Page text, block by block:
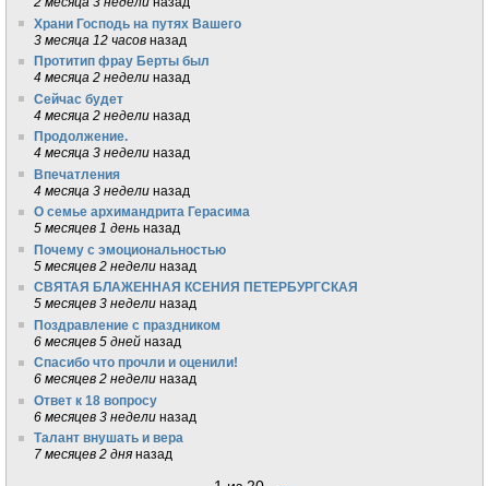
Храни Господь на путях Вашего
3 месяца 12 часов назад
Протитип фрау Берты был
4 месяца 2 недели назад
Сейчас будет
4 месяца 2 недели назад
Продолжение.
4 месяца 3 недели назад
Впечатления
4 месяца 3 недели назад
О семье архимандрита Герасима
5 месяцев 1 день назад
Почему с эмоциональностью
5 месяцев 2 недели назад
СВЯТАЯ БЛАЖЕННАЯ КСЕНИЯ ПЕТЕРБУРГСКАЯ
5 месяцев 3 недели назад
Поздравление с праздником
6 месяцев 5 дней назад
Спасибо что прочли и оценили!
6 месяцев 2 недели назад
Ответ к 18 вопросу
6 месяцев 3 недели назад
Талант внушать и вера
7 месяцев 2 дня назад